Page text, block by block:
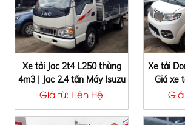
Xe tải Jac 2t4 L250 thùng
4m3 | Jac 2.4 tấn Máy Isuzu
Euro 4‎
Giá từ: Liên Hệ
Xe tải
Giá xe